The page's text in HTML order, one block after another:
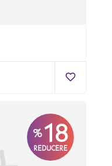
%18
REDUCERE